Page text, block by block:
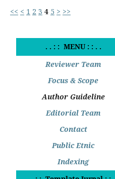
<< < 1 2 3 4 5 > >>
. . : : MENU : : . .
Reviewer Team
Focus & Scope
Author Guideline
Editorial Team
Contact
Public Etnic
Indexing